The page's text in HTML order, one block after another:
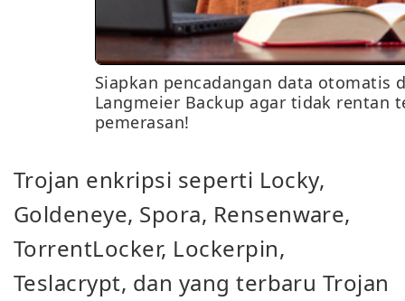
Siapkan pencadangan data otomatis
Langmeier Backup agar tidak rentan
pemerasan!
Trojan enkripsi seperti Locky,
Goldeneye, Spora, Rensenware,
TorrentLocker, Lockerpin,
Teslacrypt, dan yang terbaru Trojan